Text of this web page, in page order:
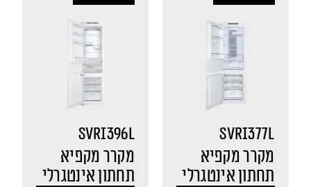
SVRI377L
מקרר מקפיא
תחתון אינטגרלי
SVRI396L
מקרר מקפיא
תחתון אינטגרלי